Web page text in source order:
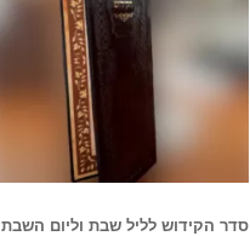
סדר הקידוש לליל שבת וליום השבת